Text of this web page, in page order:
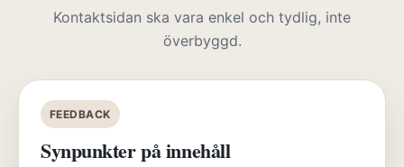
Kontaktsidan ska vara enkel och tydlig, inte
överbyggd.
FEEDBACK
Synpunkter på innehåll